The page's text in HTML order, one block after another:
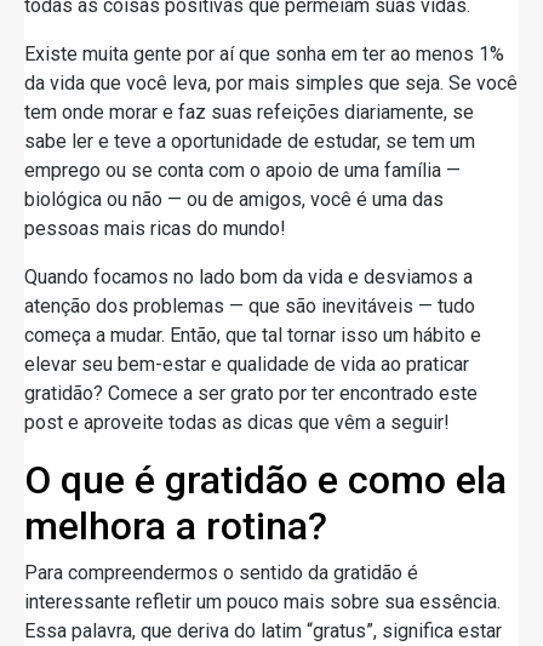
todas as coisas positivas que permeiam suas vidas.
Existe muita gente por aí que sonha em ter ao menos 1%
da vida que você leva, por mais simples que seja. Se você
tem onde morar e faz suas refeições diariamente, se
sabe ler e teve a oportunidade de estudar, se tem um
emprego ou se conta com o apoio de uma família —
biológica ou não — ou de amigos, você é uma das
pessoas mais ricas do mundo!
Quando focamos no lado bom da vida e desviamos a
atenção dos problemas — que são inevitáveis — tudo
começa a mudar. Então, que tal tornar isso um hábito e
elevar seu bem-estar e qualidade de vida ao praticar
gratidão? Comece a ser grato por ter encontrado este
post e aproveite todas as dicas que vêm a seguir!
O que é gratidão e como ela
melhora a rotina?
Para compreendermos o sentido da gratidão é
interessante refletir um pouco mais sobre sua essência.
Essa palavra, que deriva do latim “gratus”, significa estar